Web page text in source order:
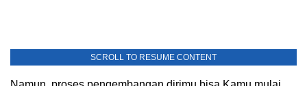
SCROLL TO RESUME CONTENT